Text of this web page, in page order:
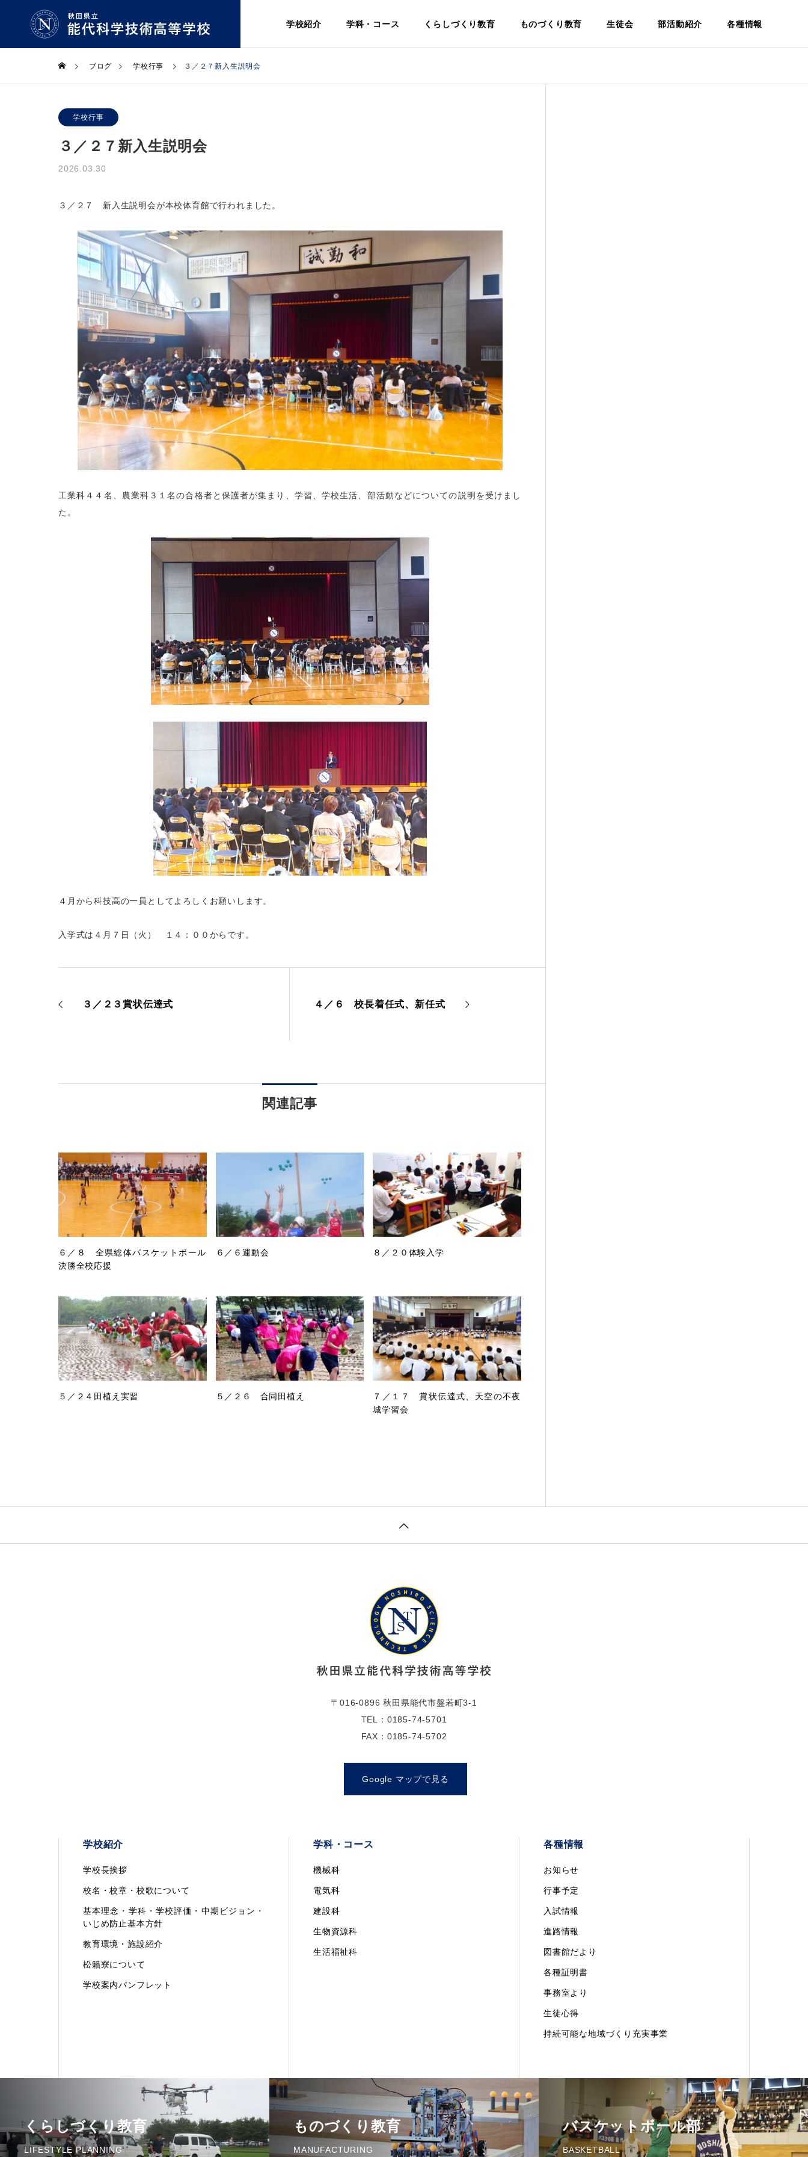
学校紹介 学科・コース くらしづくり教育 ものづくり教育 生徒会 部活動紹介 各種情報
拶
Greeting
について
Identity
ビジョン
Philosophy
紹介
生物資源科
ブログ 学校行事 ３／２７新入生説明会
学校行事
３／２７新入生説明会
2026.03.30
３／２７ 新入生説明会が本校体育館で行われました。
工業科４４名、農業科３１名の合格者と保護者が集まり、学習、学校生活、部活動などについての説明を受けまし
た。
４月から科技高の一員としてよろしくお願いします。
入学式は４月７日（火） １４：００からです。
３／２３賞状伝達式 ４／６ 校長着任式、新任式
関連記事
６／８ 全県総体バスケットボール
決勝全校応援
６／６運動会 ８／２０体験入学
５／２４田植え実習 ５／２６ 合同田植え
７／１７ 賞状伝達式、天空の不夜
城学習会
〒016-0896 秋田県能代市盤若町3-1
TEL：0185-74-5701
FAX：0185-74-5702
Google マップで見る
学校紹介
学校長挨拶
校名・校章・校歌について
基本理念・学科・学校評価・中期ビジョン・
いじめ防止基本方針
教育環境・施設紹介
松籟寮について
学校案内パンフレット
学科・コース
機械科
電気科
建設科
生物資源科
生活福祉科
各種情報
お知らせ
行事予定
入試情報
進路情報
図書館だより
各種証明書
事務室より
生徒心得
持続可能な地域づくり充実事業
くらしづくり教育
LIFESTYLE PLANNING
ものづくり教育
MANUFACTURING
バスケットボール部
BASKETBALL